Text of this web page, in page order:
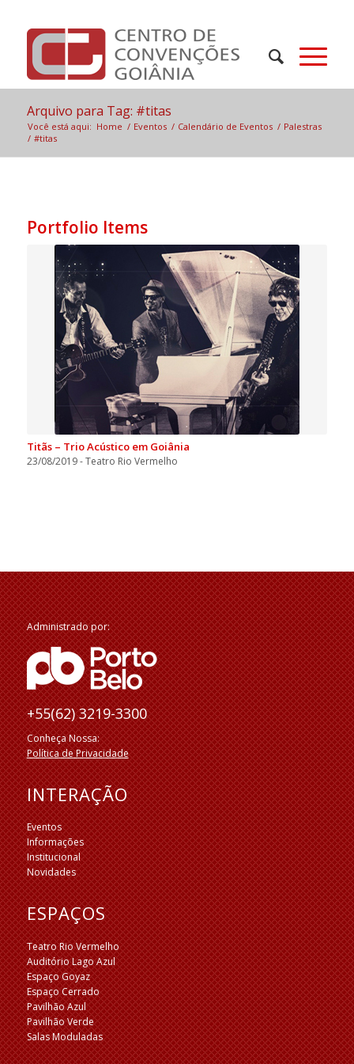
Arquivo para Tag: #titas
Você está aqui: Home / Eventos / Calendário de Eventos / Palestras
/ #titas
Portfolio Items
Titãs – Trio Acústico em Goiânia
23/08/2019 - Teatro Rio Vermelho
Administrado por:
+55(62) 3219-3300
Conheça Nossa:
Política de Privacidade
INTERAÇÃO
Eventos
Informações
Institucional
Novidades
ESPAÇOS
Teatro Rio Vermelho
Auditório Lago Azul
Espaço Goyaz
Espaço Cerrado
Pavilhão Azul
Pavilhão Verde
Salas Moduladas